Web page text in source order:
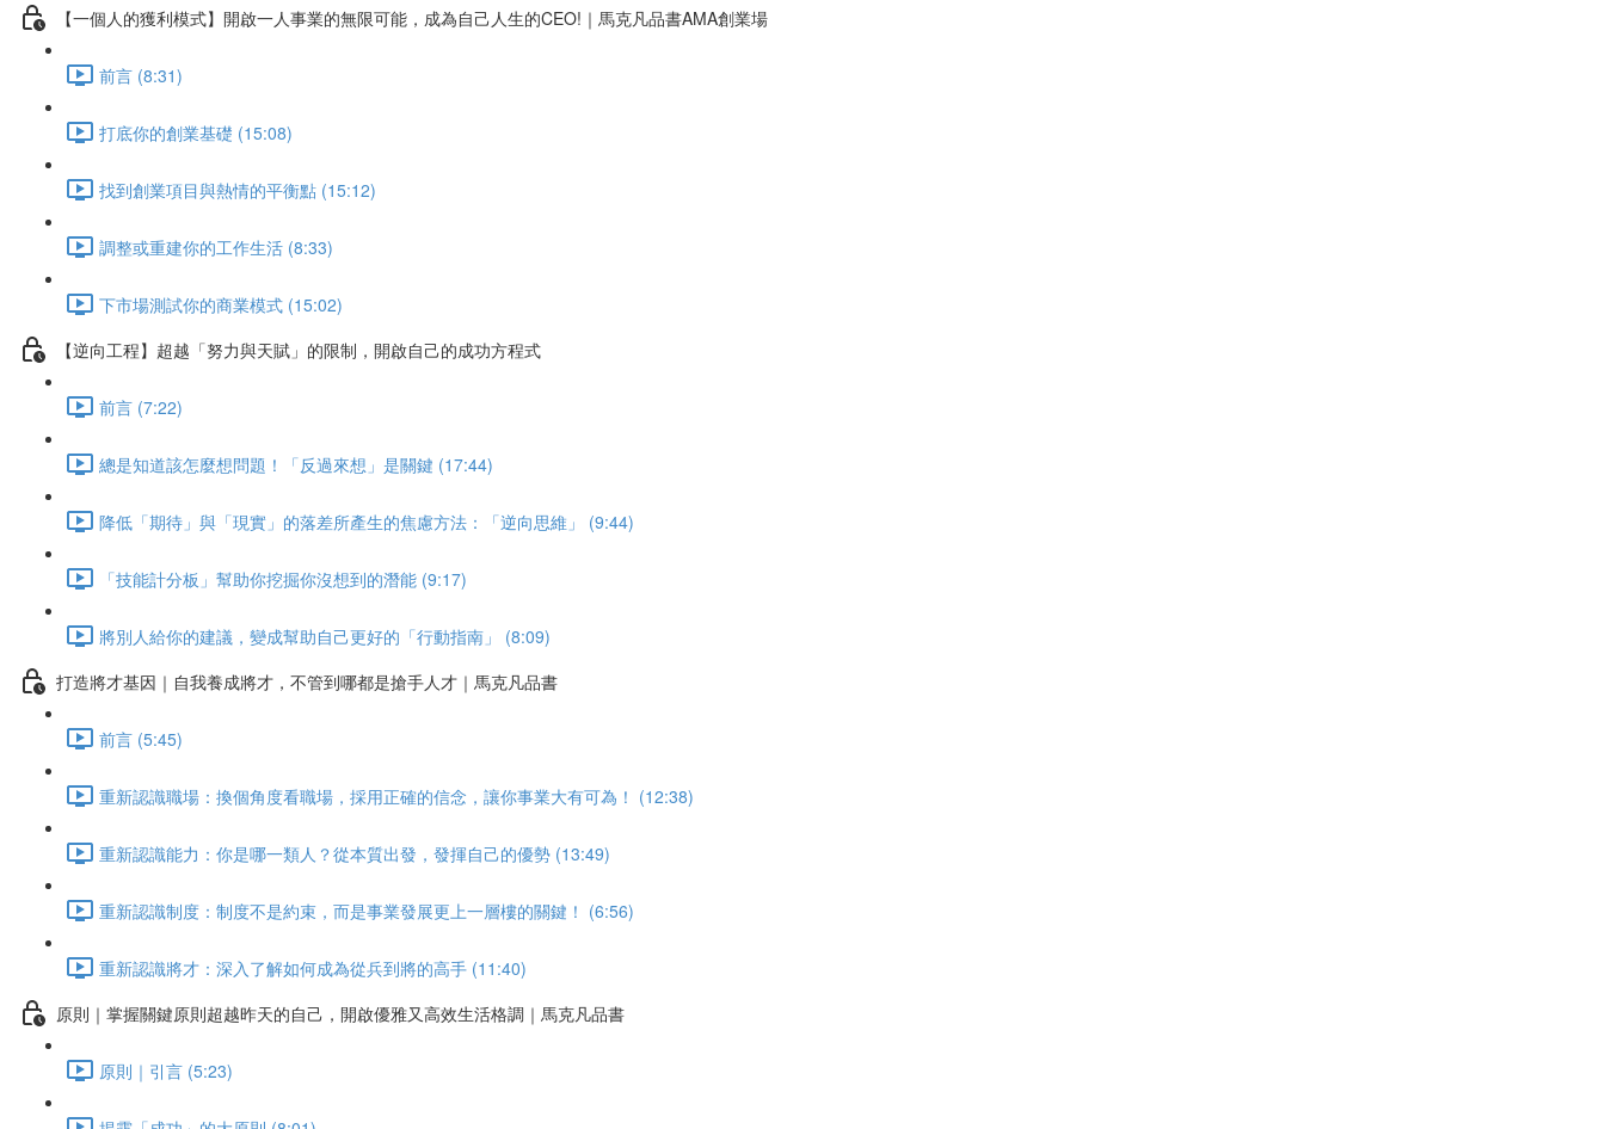
【一個人的獲利模式】開啟一人事業的無限可能，成為自己人生的CEO!｜馬克凡品書AMA創業場
前言 (8:31)
打底你的創業基礎 (15:08)
找到創業項目與熱情的平衡點 (15:12)
調整或重建你的工作生活 (8:33)
下市場測試你的商業模式 (15:02)
【逆向工程】超越「努力與天賦」的限制，開啟自己的成功方程式
前言 (7:22)
總是知道該怎麼想問題！「反過來想」是關鍵 (17:44)
降低「期待」與「現實」的落差所產生的焦慮方法：「逆向思維」 (9:44)
「技能計分板」幫助你挖掘你沒想到的潛能 (9:17)
將別人給你的建議，變成幫助自己更好的「行動指南」 (8:09)
打造將才基因｜自我養成將才，不管到哪都是搶手人才｜馬克凡品書
前言 (5:45)
重新認識職場：換個角度看職場，採用正確的信念，讓你事業大有可為！ (12:38)
重新認識能力：你是哪一類人？從本質出發，發揮自己的優勢 (13:49)
重新認識制度：制度不是約束，而是事業發展更上一層樓的關鍵！ (6:56)
重新認識將才：深入了解如何成為從兵到將的高手 (11:40)
原則｜掌握關鍵原則超越昨天的自己，開啟優雅又高效生活格調｜馬克凡品書
原則｜引言 (5:23)